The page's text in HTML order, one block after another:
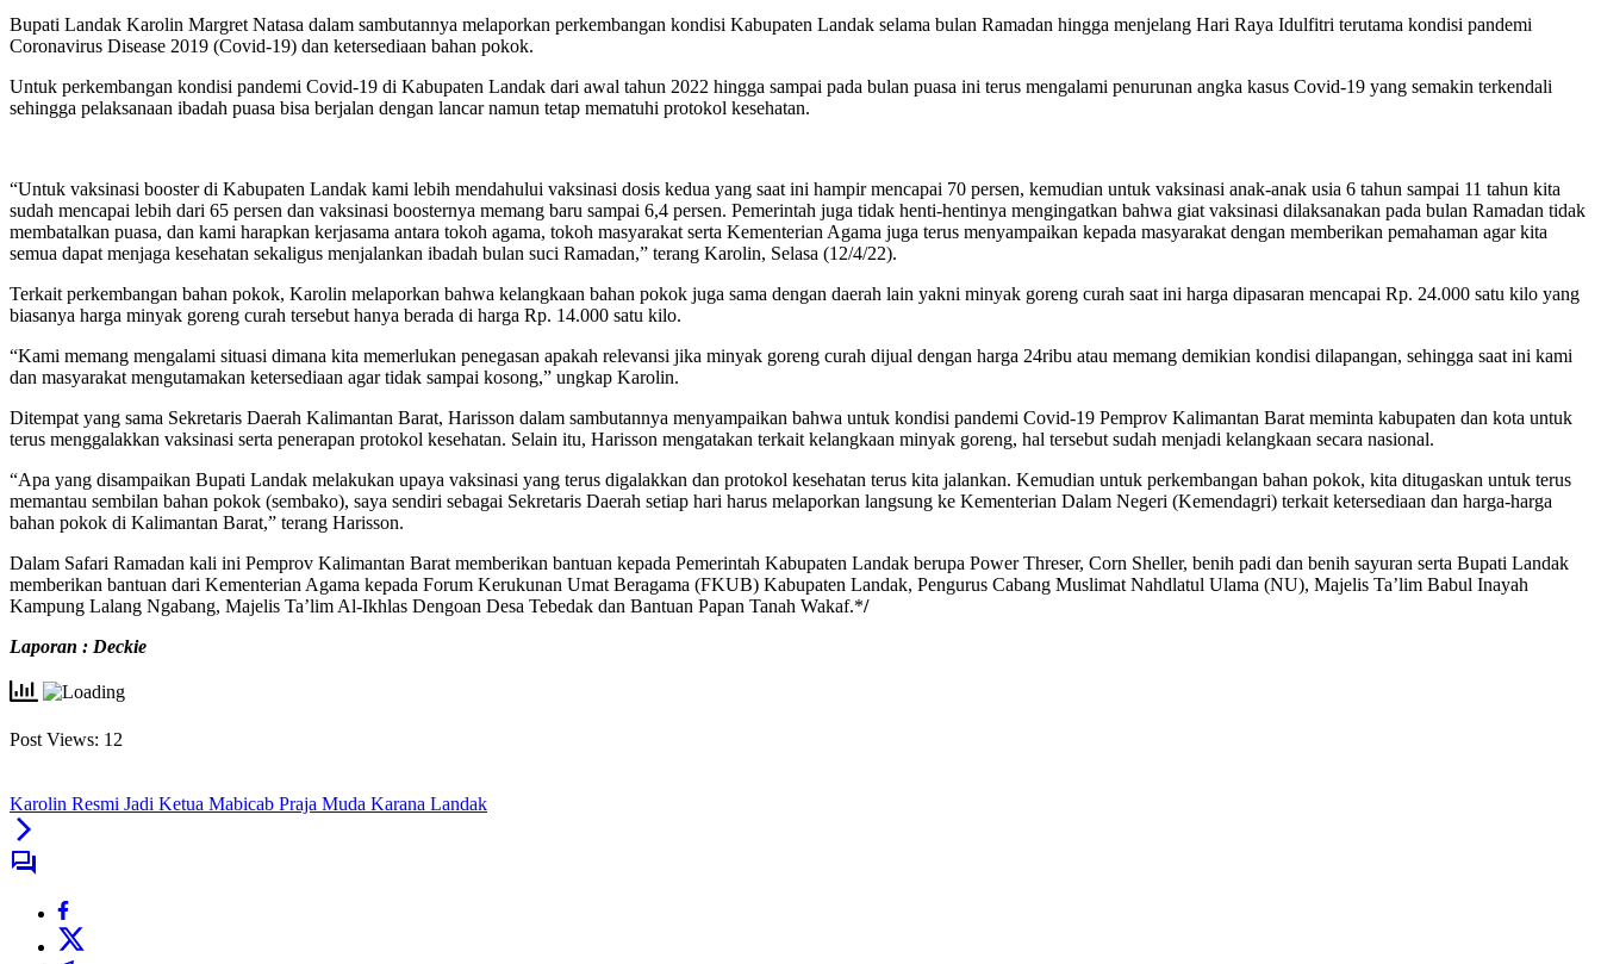
Bupati Landak Karolin Margret Natasa dalam sambutannya melaporkan perkembangan kondisi Kabupaten Landak selama bulan Ramadan hingga menjelang Hari Raya Idulfitri terutama kondisi pandemi
Coronavirus Disease 2019 (Covid-19) dan ketersediaan bahan pokok.
Untuk perkembangan kondisi pandemi Covid-19 di Kabupaten Landak dari awal tahun 2022 hingga sampai pada bulan puasa ini terus mengalami penurunan angka kasus Covid-19 yang semakin terkendali
sehingga pelaksanaan ibadah puasa bisa berjalan dengan lancar namun tetap mematuhi protokol kesehatan.
“Untuk vaksinasi booster di Kabupaten Landak kami lebih mendahului vaksinasi dosis kedua yang saat ini hampir mencapai 70 persen, kemudian untuk vaksinasi anak-anak usia 6 tahun sampai 11 tahun kita
sudah mencapai lebih dari 65 persen dan vaksinasi boosternya memang baru sampai 6,4 persen. Pemerintah juga tidak henti-hentinya mengingatkan bahwa giat vaksinasi dilaksanakan pada bulan Ramadan tidak
membatalkan puasa, dan kami harapkan kerjasama antara tokoh agama, tokoh masyarakat serta Kementerian Agama juga terus menyampaikan kepada masyarakat dengan memberikan pemahaman agar kita
semua dapat menjaga kesehatan sekaligus menjalankan ibadah bulan suci Ramadan,” terang Karolin, Selasa (12/4/22).
Terkait perkembangan bahan pokok, Karolin melaporkan bahwa kelangkaan bahan pokok juga sama dengan daerah lain yakni minyak goreng curah saat ini harga dipasaran mencapai Rp. 24.000 satu kilo yang
biasanya harga minyak goreng curah tersebut hanya berada di harga Rp. 14.000 satu kilo.
“Kami memang mengalami situasi dimana kita memerlukan penegasan apakah relevansi jika minyak goreng curah dijual dengan harga 24ribu atau memang demikian kondisi dilapangan, sehingga saat ini kami
dan masyarakat mengutamakan ketersediaan agar tidak sampai kosong,” ungkap Karolin.
Ditempat yang sama Sekretaris Daerah Kalimantan Barat, Harisson dalam sambutannya menyampaikan bahwa untuk kondisi pandemi Covid-19 Pemprov Kalimantan Barat meminta kabupaten dan kota untuk
terus menggalakkan vaksinasi serta penerapan protokol kesehatan. Selain itu, Harisson mengatakan terkait kelangkaan minyak goreng, hal tersebut sudah menjadi kelangkaan secara nasional.
“Apa yang disampaikan Bupati Landak melakukan upaya vaksinasi yang terus digalakkan dan protokol kesehatan terus kita jalankan. Kemudian untuk perkembangan bahan pokok, kita ditugaskan untuk terus
memantau sembilan bahan pokok (sembako), saya sendiri sebagai Sekretaris Daerah setiap hari harus melaporkan langsung ke Kementerian Dalam Negeri (Kemendagri) terkait ketersediaan dan harga-harga
bahan pokok di Kalimantan Barat,” terang Harisson.
Dalam Safari Ramadan kali ini Pemprov Kalimantan Barat memberikan bantuan kepada Pemerintah Kabupaten Landak berupa Power Threser, Corn Sheller, benih padi dan benih sayuran serta Bupati Landak
memberikan bantuan dari Kementerian Agama kepada Forum Kerukunan Umat Beragama (FKUB) Kabupaten Landak, Pengurus Cabang Muslimat Nahdlatul Ulama (NU), Majelis Ta’lim Babul Inayah
Kampung Lalang Ngabang, Majelis Ta’lim Al-Ikhlas Dengoan Desa Tebedak dan Bantuan Papan Tanah Wakaf.*/
Laporan : Deckie
Post Views: 12
Karolin Resmi Jadi Ketua Mabicab Praja Muda Karana Landak